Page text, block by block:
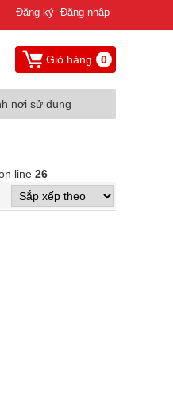
Đăng ký Đăng nhập
Giỏ hàng 0
nơi sử dụng
line 26